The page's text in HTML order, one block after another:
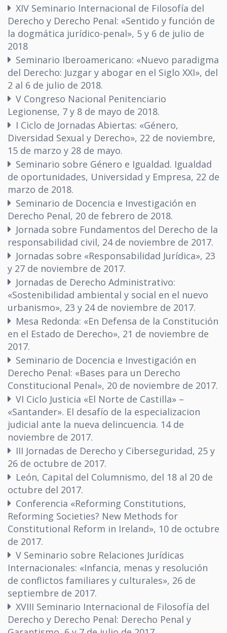
XIV Seminario Internacional de Filosofía del
Derecho y Derecho Penal: «Sentido y función de
la dogmática jurídico-penal», 5 y 6 de julio de
2018
Seminario Iberoamericano: «Nuevo paradigma
del Derecho: Juzgar y abogar en el Siglo XXI», del
2 al 6 de julio de 2018.
V Congreso Nacional Penitenciario
Legionense, 7 y 8 de mayo de 2018.
I Ciclo de Jornadas Abiertas: «Género,
Diversidad Sexual y Derecho», 22 de noviembre,
15 de marzo y 28 de mayo.
Seminario sobre Género e Igualdad. Igualdad
de oportunidades, Universidad y Empresa, 22 de
marzo de 2018.
Seminario de Docencia e Investigación en
Derecho Penal, 20 de febrero de 2018.
Jornada sobre Fundamentos del Derecho de la
responsabilidad civil, 24 de noviembre de 2017.
Jornadas sobre «Responsabilidad Jurídica», 23
y 27 de noviembre de 2017.
Jornadas de Derecho Administrativo:
«Sostenibilidad ambiental y social en el nuevo
urbanismo», 23 y 24 de noviembre de 2017.
Mesa Redonda: «En Defensa de la Constitución
en el Estado de Derecho», 21 de noviembre de
2017.
Seminario de Docencia e Investigación en
Derecho Penal: «Bases para un Derecho
Constitucional Penal», 20 de noviembre de 2017.
VI Ciclo Justicia «El Norte de Castilla» –
«Santander». El desafío de la especializacion
judicial ante la nueva delincuencia. 14 de
noviembre de 2017.
III Jornadas de Derecho y Ciberseguridad, 25 y
26 de octubre de 2017.
León, Capital del Columnismo, del 18 al 20 de
octubre del 2017.
Conferencia «Reforming Constitutions,
Reforming Societies? New Methods for
Constitutional Reform in Ireland», 10 de octubre
de 2017.
V Seminario sobre Relaciones Jurídicas
Internacionales: «Infancia, menas y resolución
de conflictos familiares y culturales», 26 de
septiembre de 2017.
XVIII Seminario Internacional de Filosofía del
Derecho y Derecho Penal: Derecho Penal y